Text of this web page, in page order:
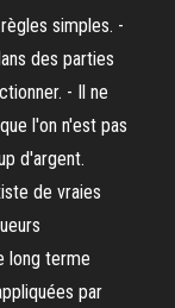
simples. -
des parties
- Il ne
l'on n'est pas
d'argent.
de vraies
long terme
par